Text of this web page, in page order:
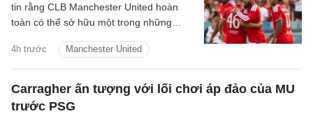
4h trước Manchester United
tin rằng CLB Manchester United hoàn
toàn có thể sở hữu một trong những
sau khi chứng kiến sự ăn ý giữa Bruno
Fernandes và Youri Tielemans.
Carragher ấn tượng với lối chơi áp đảo của MU
trước PSG